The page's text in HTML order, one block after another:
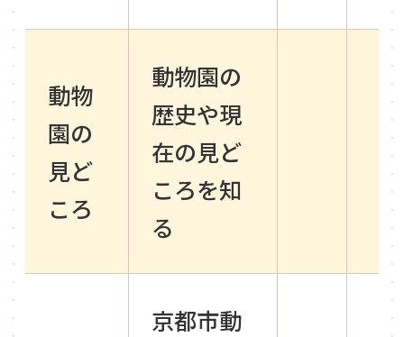
動物
園の
見ど
ころ
動物園の
歴史や現
在の見ど
ころを知
る
京都市動